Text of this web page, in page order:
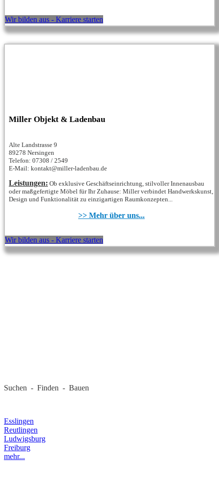
Wir bilden aus - Karriere starten
Miller Objekt & Ladenbau
Alte Landstrasse 9
89278 Nersingen
Telefon: 07308 / 2549
E-Mail: kontakt@miller-ladenbau.de
Leistungen: Ob exklusive Geschäftseinrichtung, stilvoller Innenausbau
oder maßgefertigte Möbel für Ihr Zuhause: Miller verbindet Handwerkskunst,
Design und Funktionalität zu einzigartigen Raumkonzepten...
>> Mehr über uns...
Wir bilden aus - Karriere starten
Suchen - Finden - Bauen
Esslingen
Reutlingen
Ludwigsburg
Freiburg
mehr...